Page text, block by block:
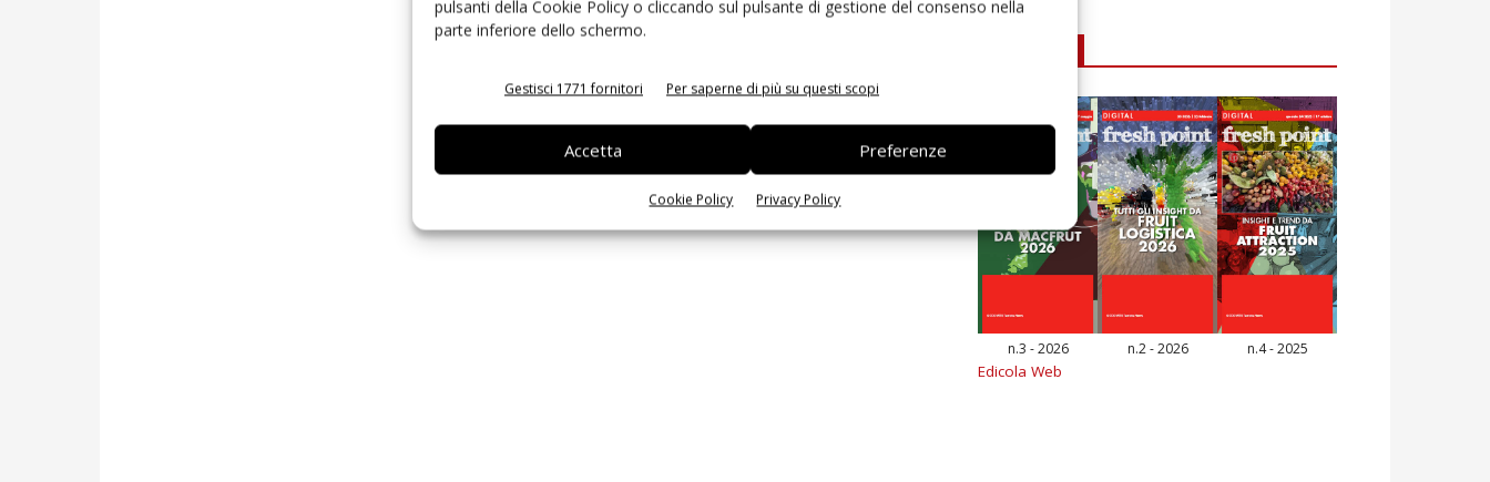
pulsanti della Cookie Policy o cliccando sul pulsante di gestione del consenso nella
parte inferiore dello schermo.
Gestisci 1771 fornitori Per saperne di più su questi scopi
Accetta Preferenze
Cookie Policy Privacy Policy
n.3 - 2026 n.2 - 2026 n.4 - 2025
Edicola Web